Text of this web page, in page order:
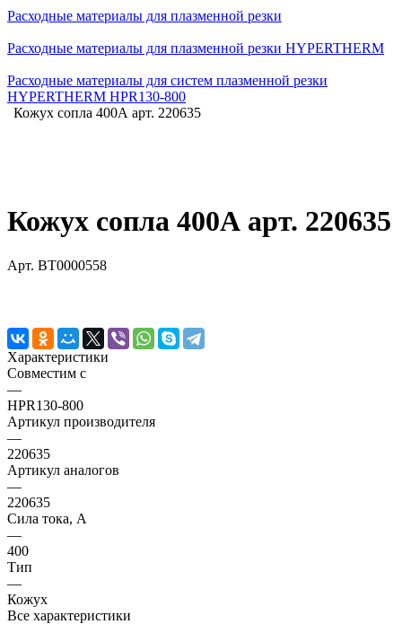
Расходные материалы для плазменной резки
Расходные материалы для плазменной резки HYPERTHERM
Расходные материалы для систем плазменной резки
HYPERTHERM HPR130-800
Кожух сопла 400А арт. 220635
Кожух сопла 400А арт. 220635
Арт. BT0000558
Характеристики
Совместим с
—
HPR130-800
Артикул производителя
—
220635
Артикул аналогов
—
220635
Сила тока, А
—
400
Тип
—
Кожух
Все характеристики